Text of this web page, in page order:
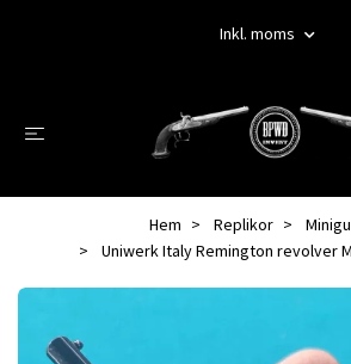
Inkl. moms
Hem Replikor
Uniwerk Italy Remington revolver